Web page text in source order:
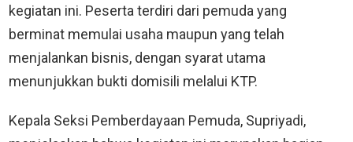
kegiatan ini. Peserta terdiri dari pemuda yang
berminat memulai usaha maupun yang telah
menjalankan bisnis, dengan syarat utama
menunjukkan bukti domisili melalui KTP.
Kepala Seksi Pemberdayaan Pemuda, Supriyadi,